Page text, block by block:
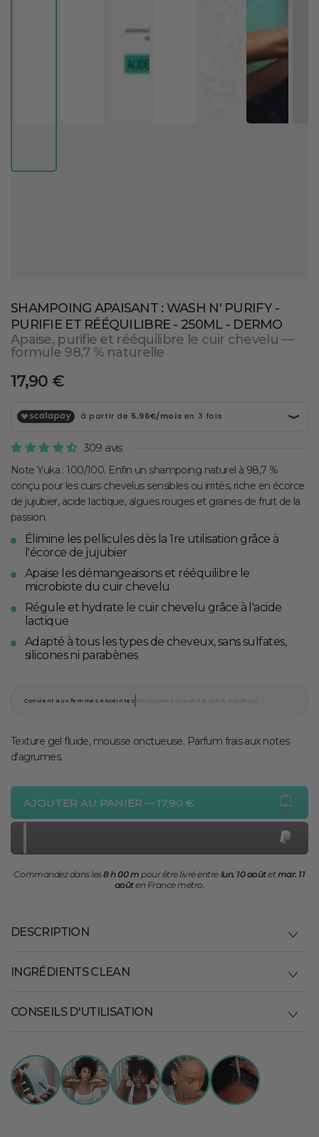
SHAMPOING APAISANT : WASH N' PURIFY -
PURIFIE ET RÉÉQUILIBRE - 250ML - DERMO
Apaise, purifie et rééquilibre le cuir chevelu —
formule 98,7 % naturelle
Prix
17,90 €
309 avis
Note Yuka : 100/100. Enfin un shampoing naturel à 98,7 %
conçu pour les cuirs chevelus sensibles ou irrités, riche en écorce
de jujubier, acide lactique, algues rouges et graines de fruit de la
passion.
Élimine les pellicules dès la 1re utilisation grâce à
l'écorce de jujubier
Apaise les démangeaisons et rééquilibre le
microbiote du cuir chevelu
Régule et hydrate le cuir chevelu grâce à l'acide
lactique
Adapté à tous les types de cheveux, sans sulfates,
silicones ni parabènes
Convient aux femmes enceintes Demandez conseil à votre médecin
Texture gel fluide, mousse onctueuse. Parfum frais aux notes
d'agrumes.
AJOUTER AU PANIER—17,90 €
Commandez dans les8 h 00 m pour être livré entre lun. 10 aoûtetmar. 11
aoûten France métro.
DESCRIPTION
INGRÉDIENTS CLEAN
CONSEILS D'UTILISATION